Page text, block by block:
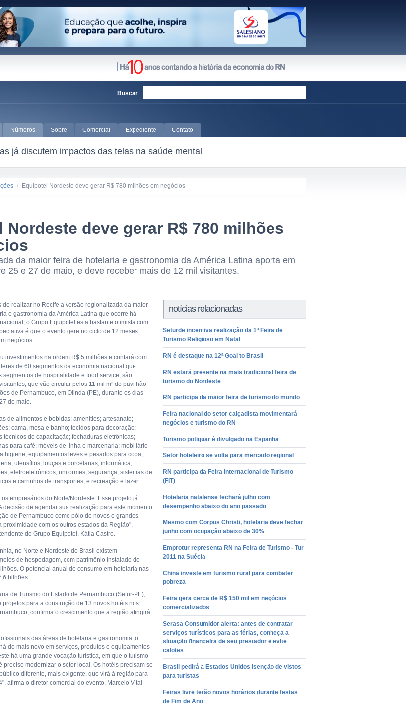
Buscar
Números Sobre Comercial Expediente Contato
já discutem impactos das telas na saúde mental
/ Equipotel Nordeste deve gerar R$ 780 milhões em negócios
Nordeste deve gerar R$ 780 milhões
da maior feira de hotelaria e gastronomia da América Latina aporta em
25 e 27 de maio, e deve receber mais de 12 mil visitantes.
notícias relacionadas
Seturde incentiva realização da 1ª Feira de
Turismo Religioso em Natal
RN é destaque na 12ª Goal to Brasil
RN estará presente na mais tradicional feira de
turismo do Nordeste
RN participa da maior feira de turismo do mundo
Feira nacional do setor calçadista movimentará
negócios e turismo do RN
Turismo potiguar é divulgado na Espanha
Setor hoteleiro se volta para mercado regional
RN participa da Feira Internacional de Turismo
(FIT)
Hotelaria natalense fechará julho com
desempenho abaixo do ano passado
Mesmo com Corpus Christi, hotelaria deve fechar
junho com ocupação abaixo de 30%
Emprotur representa RN na Feira de Turismo - Tur
2011 na Suécia
China investe em turismo rural para combater
pobreza
Feira gera cerca de R$ 150 mil em negócios
comercializados
Serasa Consumidor alerta: antes de contratar
serviços turísticos para as férias, conheça a
situação financeira de seu prestador e evite
calotes
Brasil pedirá a Estados Unidos isenção de vistos
para turistas
Feiras livre terão novos horários durante festas
de Fim de Ano
de realizar no Recife a versão regionalizada da maior
e gastronomia da América Latina que ocorre há
o Grupo Equipotel está bastante otimista com
é que o evento gere no ciclo de 12 meses
negócios.
investimentos na ordem R$ 5 milhões e contará com
de 60 segmentos da economia nacional que
segmentos de hospitalidade e food service, são
que vão circular pelos 11 mil m² do pavilhão
de Pernambuco, em Olinda (PE), durante os dias
de maio.
de alimentos e bebidas; amenities; artesanato;
cama, mesa e banho; tecidos para decoração;
técnicos de capacitação; fechaduras eletrônicas;
para café; móveis de linha e marcenaria; mobiliário
higiene; equipamentos leves e pesados para copa,
utensílios; louças e porcelanas; informática;
eletroeletrônicos; uniformes; segurança; sistemas de
e carrinhos de transportes; e recreação e lazer.
empresários do Norte/Nordeste. Esse projeto já
decisão de agendar sua realização para este momento
de Pernambuco como pólo de novos e grandes
proximidade com os outros estados da Região",
do Grupo Equipotel, Kátia Castro.
no Norte e Nordeste do Brasil existem
de hospedagem, com patrimônio instalado de
O potencial anual de consumo em hotelaria nas
bilhões.
de Turismo do Estado de Pernambuco (Setur-PE),
projetos para a construção de 13 novos hotéis nos
confirma o crescimento que a região atingirá
das áreas de hotelaria e gastronomia, o
de mais novo em serviços, produtos e equipamentos
há uma grande vocação turística, em que o turismo
preciso modernizar o setor local. Os hotéis precisam se
diferente, mais exigente, que virá à região para
afirma o diretor comercial do evento, Marcelo Vital